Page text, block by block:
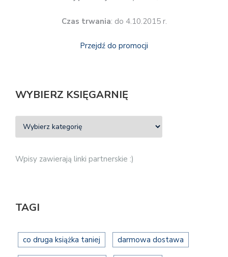
Czas trwania: do 4.10.2015 r.
Przejdź do promocji
WYBIERZ KSIĘGARNIĘ
Wpisy zawierają linki partnerskie :)
TAGI
co druga książka taniej darmowa dostawa